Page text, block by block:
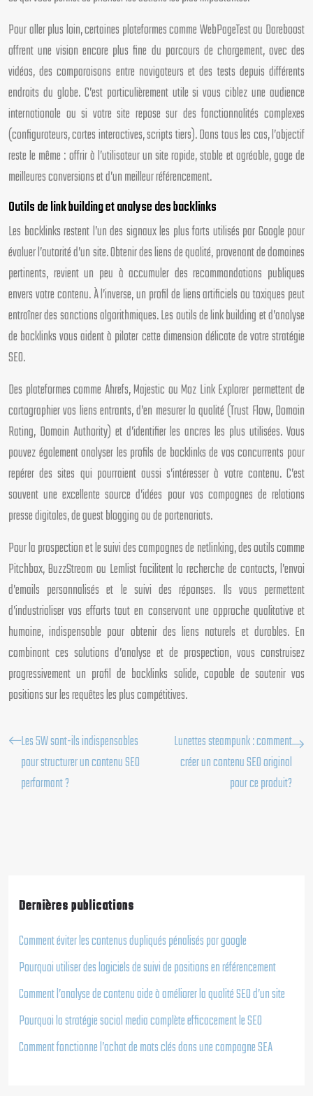
Pour aller plus loin, certaines plateformes comme WebPageTest ou Dareboost
offrent une vision encore plus fine du parcours de chargement, avec des
vidéos, des comparaisons entre navigateurs et des tests depuis différents
endroits du globe. C’est particulièrement utile si vous ciblez une audience
internationale ou si votre site repose sur des fonctionnalités complexes
(configurateurs, cartes interactives, scripts tiers). Dans tous les cas, l’objectif
reste le même : offrir à l’utilisateur un site rapide, stable et agréable, gage de
meilleures conversions et d’un meilleur référencement.
Outils de link building et analyse des backlinks
Les backlinks restent l’un des signaux les plus forts utilisés par Google pour
évaluer l’autorité d’un site. Obtenir des liens de qualité, provenant de domaines
pertinents, revient un peu à accumuler des recommandations publiques
envers votre contenu. À l’inverse, un profil de liens artificiels ou toxiques peut
entraîner des sanctions algorithmiques. Les outils de link building et d’analyse
de backlinks vous aident à piloter cette dimension délicate de votre stratégie
SEO.
Des plateformes comme Ahrefs, Majestic ou Moz Link Explorer permettent de
cartographier vos liens entrants, d’en mesurer la qualité (Trust Flow, Domain
Rating, Domain Authority) et d’identifier les ancres les plus utilisées. Vous
pouvez également analyser les profils de backlinks de vos concurrents pour
repérer des sites qui pourraient aussi s’intéresser à votre contenu. C’est
souvent une excellente source d’idées pour vos campagnes de relations
presse digitales, de guest blogging ou de partenariats.
Pour la prospection et le suivi des campagnes de netlinking, des outils comme
Pitchbox, BuzzStream ou Lemlist facilitent la recherche de contacts, l’envoi
d’emails personnalisés et le suivi des réponses. Ils vous permettent
d’industrialiser vos efforts tout en conservant une approche qualitative et
humaine, indispensable pour obtenir des liens naturels et durables. En
combinant ces solutions d’analyse et de prospection, vous construisez
progressivement un profil de backlinks solide, capable de soutenir vos
positions sur les requêtes les plus compétitives.
Les 5W sont-ils indispensables
pour structurer un contenu SEO
performant ?
Lunettes steampunk : comment
créer un contenu SEO original
pour ce produit?
Dernières publications
Comment éviter les contenus dupliqués pénalisés par google
Pourquoi utiliser des logiciels de suivi de positions en référencement
Comment l’analyse de contenu aide à améliorer la qualité SEO d’un site
Pourquoi la stratégie social media complète efficacement le SEO
Comment fonctionne l’achat de mots clés dans une campagne SEA